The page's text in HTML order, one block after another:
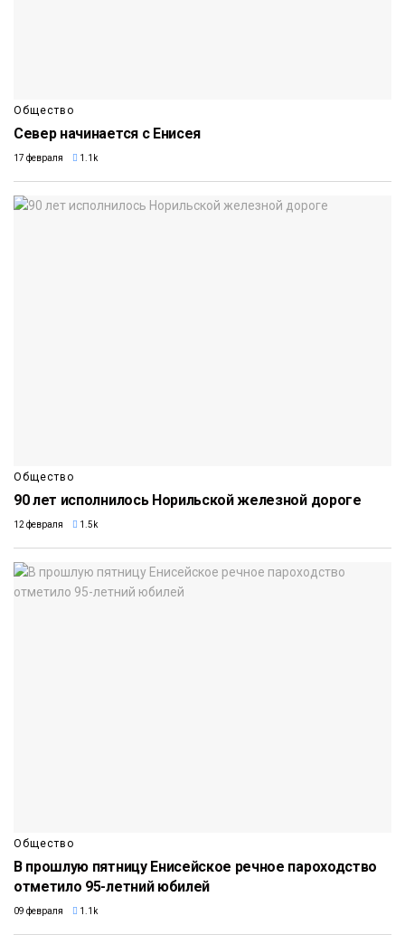
Общество
Север начинается с Енисея
17 февраля 1.1k
Общество
90 лет исполнилось Норильской железной дороге
12 февраля 1.5k
Общество
В прошлую пятницу Енисейское речное пароходство
отметило 95-летний юбилей
09 февраля 1.1k